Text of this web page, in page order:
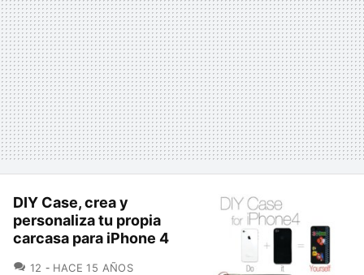
DIY Case, crea y
personaliza tu propia
carcasa para iPhone 4
12 COMENTARIOS
HACE 15 AÑOS